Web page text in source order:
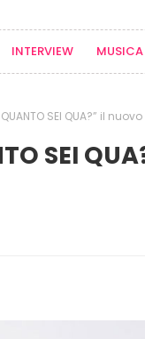
INTERVIEW MUSICA
QUANTO SEI QUA?” il
SEI